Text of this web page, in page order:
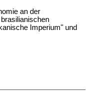
an der
Imperium" und